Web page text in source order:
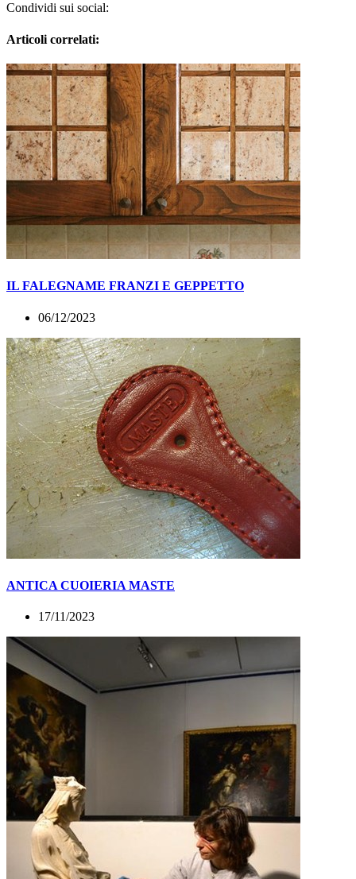
Condividi sui social:
Articoli correlati:
IL FALEGNAME FRANZI E GEPPETTO
06/12/2023
ANTICA CUOIERIA MASTE
17/11/2023